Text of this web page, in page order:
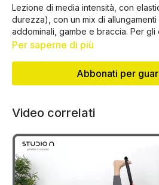
Lezione di media intensità, con
durezza), con un mix di
addominali, gambe e braccia. Per gli
avere una buona tenuta addominale.
Per saperne di più
Abbonati per
Video correlati